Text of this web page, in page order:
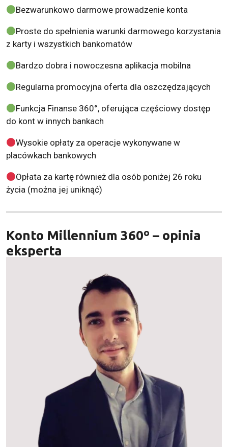
Bezwarunkowo darmowe prowadzenie konta
Proste do spełnienia warunki darmowego korzystania
z karty i wszystkich bankomatów
Bardzo dobra i nowoczesna aplikacja mobilna
Regularna promocyjna oferta dla oszczędzających
Funkcja Finanse 360°, oferująca częściowy dostęp
do kont w innych bankach
Wysokie opłaty za operacje wykonywane w
placówkach bankowych
Opłata za kartę również dla osób poniżej 26 roku
życia (można jej uniknąć)
Konto Millennium 360º – opinia
eksperta